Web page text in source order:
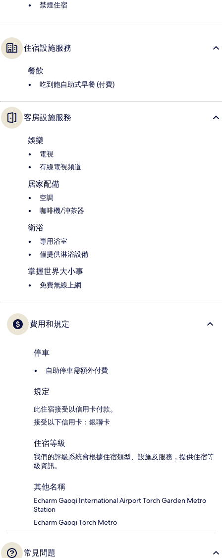
禁煙住宿
住宿設施服務
餐飲
吃到飽自助式早餐 (付費)
客房設施服務
娛樂
電視
有線電視頻道
居家配備
空調
咖啡機/沖茶器
衛浴
專用浴室
僅提供淋浴設備
掌握世界大小事
免費無線上網
費用和規定
停車
自助停車需額外付費
規定
此住宿接受以信用卡付款。
接受以下信用卡：銀聯卡
住宿等級
我們的評級系統會根據住宿類型、設施及服務，提供住宿等
級資訊。
其他名稱
Echarm Gaoqi International Airport Torch Garden Metro
Station
Echarm Gaoqi Torch Metro
常見問題